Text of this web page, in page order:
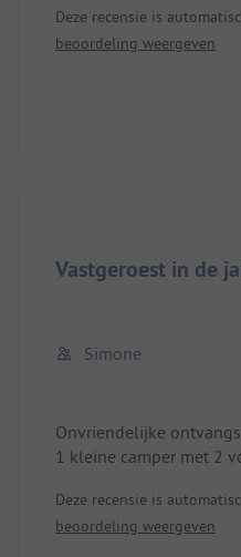
versleten. De prijzen
voor een nacht met
niet rechtvaardig voor
Deze recensie is
beoordeling weergeven
Vastgeroest in de
Simone
Onvriendelijke
1 kleine camper met 2
onderschat, anders was
hond geweest.
Deze recensie is
beoordeling weergeven